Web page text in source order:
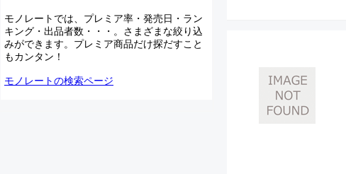
モノレートでは、プレミア率・発売日・ラン
キング・出品者数・・・。さまざまな絞り込
みができます。プレミア商品だけ探だすこと
もカンタン！
モノレートの検索ページ